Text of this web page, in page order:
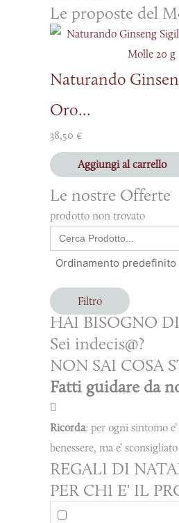
Le proposte del
Naturando
Oro...
38,50 €
Aggiungi al carrello
Le nostre Offerte
prodotto non trovato
Search
for:
Filtro
HAI BISOGNO
Sei indecis@?
NON SAI COSA
Fatti guidare da
Ricorda: per ogni sintomo
benessere, ma e’
REGALI DI
PER CHI E' IL